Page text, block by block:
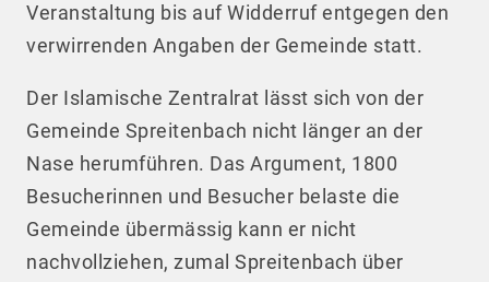
Veranstaltung bis auf Widderruf entgegen den
verwirrenden Angaben der Gemeinde statt.
Der Islamische Zentralrat lässt sich von der
Gemeinde Spreitenbach nicht länger an der
Nase herumführen. Das Argument, 1800
Besucherinnen und Besucher belaste die
Gemeinde übermässig kann er nicht
nachvollziehen, zumal Spreitenbach über